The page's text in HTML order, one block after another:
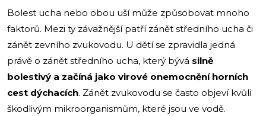
Bolest ucha nebo obou uší může způsobovat mnoho
faktorů. Mezi ty závažnější patří zánět středního ucha či
zánět zevního zvukovodu. U dětí se zpravidla jedná
právě o zánět středního ucha, který bývá silně
bolestivý a začíná jako virové onemocnění horních
cest dýchacích. Zánět zvukovodu se často objeví kvůli
škodlivým mikroorganismům, které jsou ve vodě.